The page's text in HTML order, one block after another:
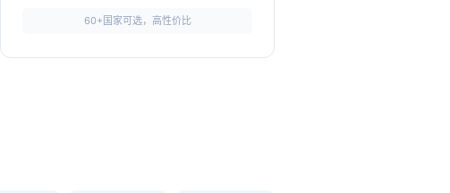
60+国家可选，高性价比